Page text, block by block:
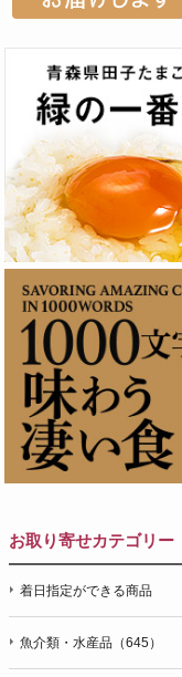
お取り寄せカテゴリー
着日指定ができる商品
魚介類・水産品（645）